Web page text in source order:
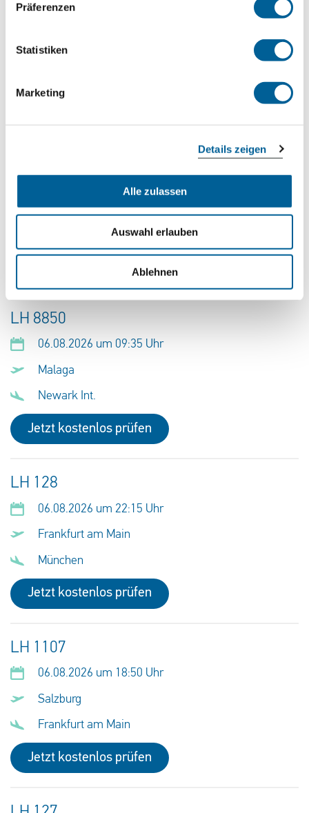
Präferenzen
Statistiken
Marketing
Details zeigen
Alle zulassen
Auswahl erlauben
Ablehnen
06.08.2026 um 12:45 Uhr
Jetzt kostenlos prüfen
Amsterdam Airport Schiphol
Jetzt kostenlos prüfen
LH 8850
06.08.2026 um 09:35 Uhr
Malaga
Newark Int.
Jetzt kostenlos prüfen
LH 128
06.08.2026 um 22:15 Uhr
Frankfurt am Main
München
Jetzt kostenlos prüfen
LH 1107
06.08.2026 um 18:50 Uhr
Salzburg
Frankfurt am Main
Jetzt kostenlos prüfen